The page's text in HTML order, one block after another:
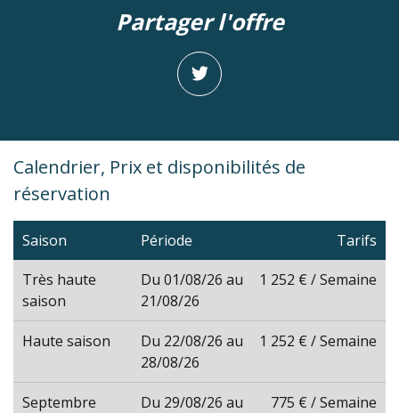
partager l'offre
Calendrier, Prix et disponibilités de
réservation
Saison Période
Tarifs
Très haute
saison
Du 01/08/26 au
21/08/26
1 252 € / Semaine
Haute saison
Du 22/08/26 au
28/08/26
1 252 € / Semaine
Septembre
Du 29/08/26 au
775 € / Semaine